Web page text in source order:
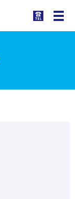
メ